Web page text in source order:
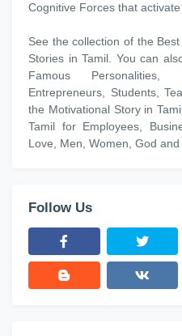
Cognitive Forces that
See the collection of the
Stories in Tamil. You can
Famous Personalities,
Entrepreneurs, Students,
the Motivational Story in
Tamil for Employees,
Love, Men, Women, God
Follow Us